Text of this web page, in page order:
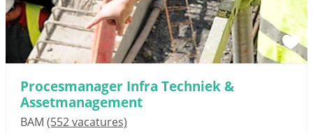
Procesmanager Infra Techniek &
Assetmanagement
BAM (552 vacatures)